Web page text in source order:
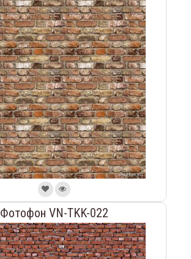
Фотофон VN-TKK-022